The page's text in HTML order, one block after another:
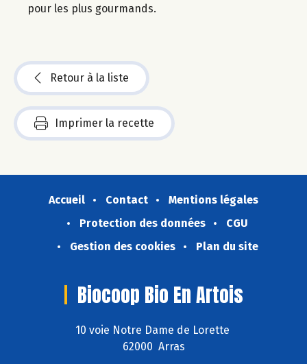
pour les plus gourmands.
Retour à la liste
Imprimer la recette
Accueil Contact
Mentions légales
Protection des données
CGU
Gestion des cookies
Plan du site
Biocoop Bio En Artois
10 voie Notre Dame de Lorette
62000 Arras